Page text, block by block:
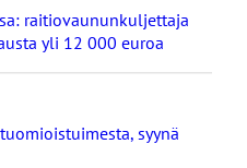
raitiovaununkuljettaja
yli 12 000 euroa
syynä